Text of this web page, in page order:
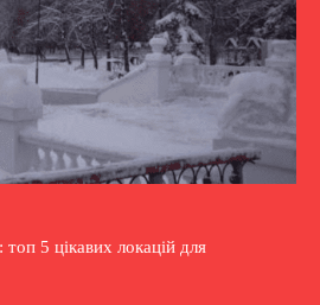
5 цікавих локацій для